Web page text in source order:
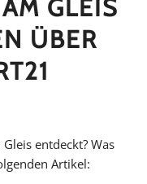
GLEIS
ÜBER
entdeckt? Was
Artikel: